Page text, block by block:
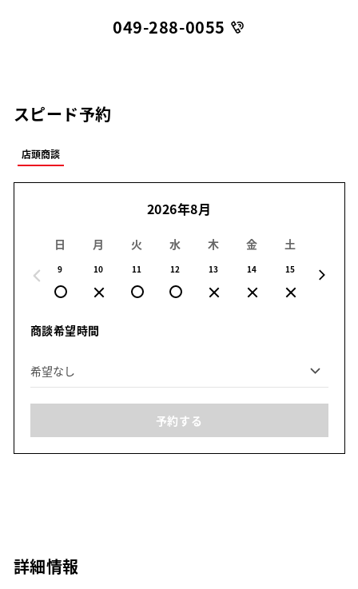
049-288-0055
スピード予約
店頭商談
2026年8月
日
9
月
10
火
11
水
12
木
13
金
14
土
15
商談希望時間
予約する
詳細情報